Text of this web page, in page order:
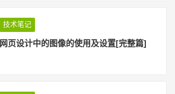
技术笔记
网页设计中的图像的使用及设置[完整篇]